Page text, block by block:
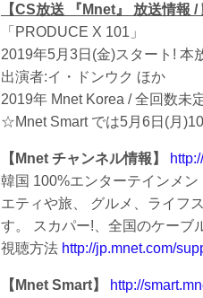
【CS放送 『Mnet』 放送情報
「PRODUCE X 101」
2019年5月3日(金)スタート! 本
出演者:イ・ドンウク ほか
2019年 Mnet Korea / 全回数未
☆Mnet Smart では5月6日(月
【Mnet チャンネル情報】
韓国 100%エンターテインメ
エティや旅、 グルメ、ライフ
す。 スカパー!、全国のケーブ
視聴方法 http://jp.mnet.com/
【Mnet Smart】
http://